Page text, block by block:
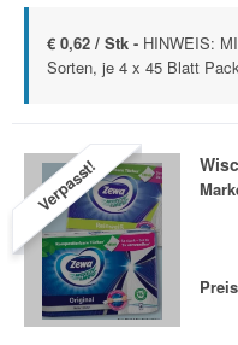
€ 0,62 / Stk - HINWEIS:
Sorten, je 4 x 45 Blatt
Verpasst!